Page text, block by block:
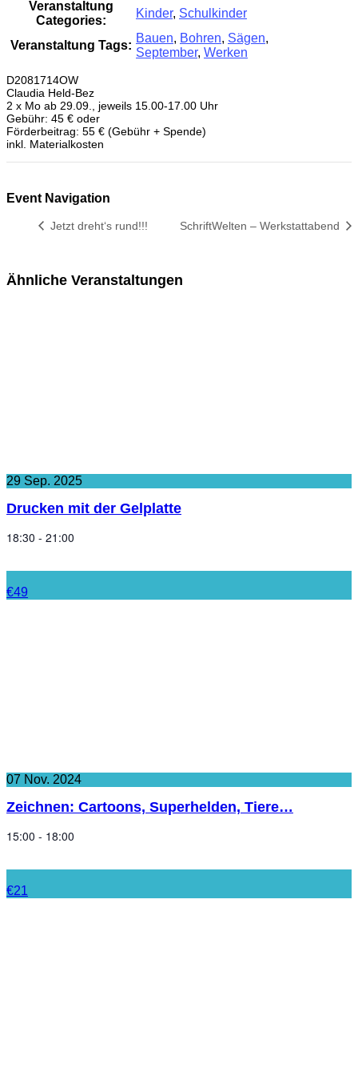
Veranstaltung
Categories:
Kinder, Schulkinder
Veranstaltung Tags:
Bauen, Bohren, Sägen,
September, Werken
D2081714OW
Claudia Held-Bez
2 x Mo ab 29.09., jeweils 15.00-17.00 Uhr
Gebühr: 45 € oder
Förderbeitrag: 55 € (Gebühr + Spende)
inkl. Materialkosten
Event Navigation
Jetzt dreht‘s rund!!! SchriftWelten – Werkstattabend
Ähnliche Veranstaltungen
29 Sep. 2025
Drucken mit der Gelplatte
18:30 - 21:00
€49
07 Nov. 2024
Zeichnen: Cartoons, Superhelden, Tiere…
15:00 - 18:00
€21